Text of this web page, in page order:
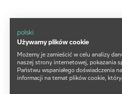
polski
Używamy plików cookie
Możemy je zamieścić w celu analizy
naszej strony internetowej, pokazania
Państwu wspaniałego doświadczenia
informacji na temat plików cookie,